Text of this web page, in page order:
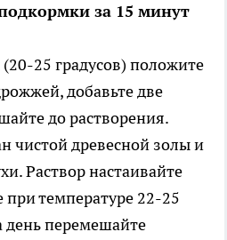
за 15 минут
25 градусов) положите
добавьте две
до растворения.
чистой древесной золы и
Раствор настаивайте
при температуре 22-25
день перемешайте